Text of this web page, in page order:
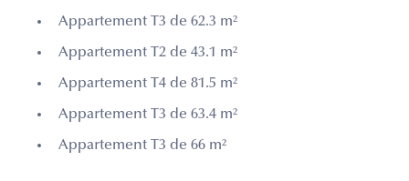
Appartement T3 de 62.3 m²
Appartement T2 de 43.1 m²
Appartement T4 de 81.5 m²
Appartement T3 de 63.4 m²
Appartement T3 de 66 m²